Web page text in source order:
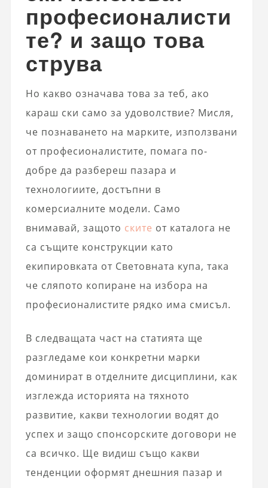
професионалисти
те? и защо това
струва
Но какво означава това за теб, ако
караш ски само за удоволствие? Мисля,
че познаването на марките, използвани
от професионалистите, помага по-
добре да разбереш пазара и
технологиите, достъпни в
комерсиалните модели. Само
внимавай, защото ските от каталога не
са същите конструкции като
екипировката от Световната купа, така
че сляпото копиране на избора на
професионалистите рядко има смисъл.
В следващата част на статията ще
разгледаме кои конкретни марки
доминират в отделните дисциплини, как
изглежда историята на тяхното
развитие, какви технологии водят до
успех и защо спонсорските договори не
са всичко. Ще видиш също какви
тенденции оформят днешния пазар и